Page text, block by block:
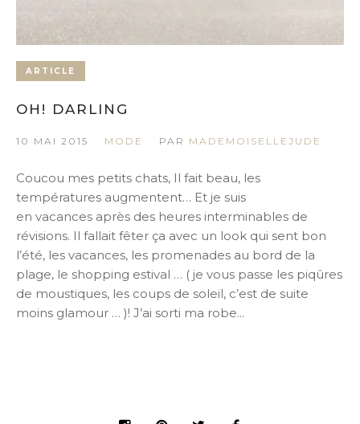
ARTICLE
OH! DARLING
10 MAI 2015 MODE PAR MADEMOISELLEJUDE
Coucou mes petits chats, Il fait beau, les
températures augmentent… Et je suis
en vacances après des heures interminables de
révisions. Il fallait fêter ça avec un look qui sent bon
l’été, les vacances, les promenades au bord de la
plage, le shopping estival … ( je vous passe les piqûres
de moustiques, les coups de soleil, c’est de suite
moins glamour … )! J’ai sorti ma robe...